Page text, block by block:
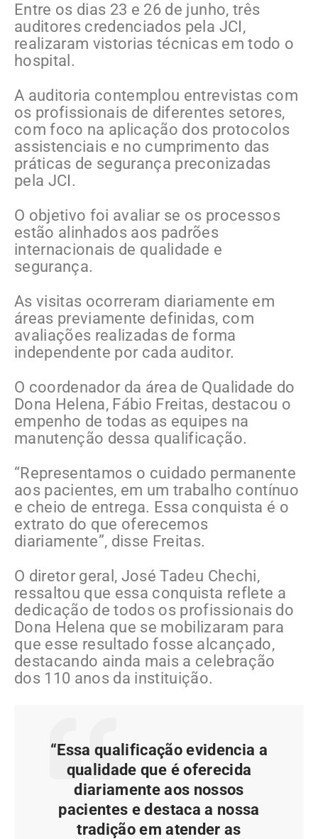
Entre os dias 23 e 26 de junho, três
auditores credenciados pela JCI,
realizaram vistorias técnicas em todo o
hospital.
A auditoria contemplou entrevistas com
os profissionais de diferentes setores,
com foco na aplicação dos protocolos
assistenciais e no cumprimento das
práticas de segurança preconizadas
pela JCI.
O objetivo foi avaliar se os processos
estão alinhados aos padrões
internacionais de qualidade e
segurança.
As visitas ocorreram diariamente em
áreas previamente definidas, com
avaliações realizadas de forma
independente por cada auditor.
O coordenador da área de Qualidade do
Dona Helena, Fábio Freitas, destacou o
empenho de todas as equipes na
manutenção dessa qualificação.
“Representamos o cuidado permanente
aos pacientes, em um trabalho contínuo
e cheio de entrega. Essa conquista é o
extrato do que oferecemos
diariamente”, disse Freitas.
O diretor geral, José Tadeu Chechi,
ressaltou que essa conquista reflete a
dedicação de todos os profissionais do
Dona Helena que se mobilizaram para
que esse resultado fosse alcançado,
destacando ainda mais a celebração
dos 110 anos da instituição.
“Essa qualificação evidencia a
qualidade que é oferecida
diariamente aos nossos
pacientes e destaca a nossa
tradição em atender as